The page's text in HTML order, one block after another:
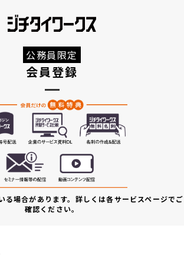
公務員限定
会員登録
場合があります。詳しくは各サービスページでご
確認ください。